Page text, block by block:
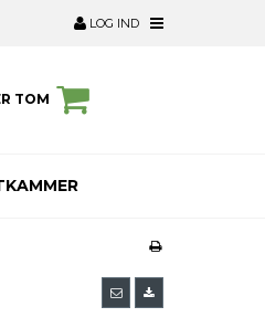
LOG IND
TOM